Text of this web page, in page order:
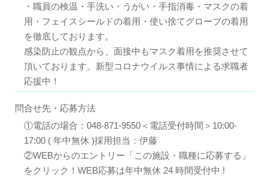
・職員の検温・手洗い・うがい・手指消毒・マスクの着
用・フェイスシールドの着用・使い捨てグローブの着用
を徹底しております。
感染防止の観点から、面接中もマスク着用を推奨させて
頂いております。新型コロナウイルス事情による求職者
応援中！
問合せ先・応募方法
①電話の場合：048-871-9550＜電話受付時間＞10:00-
17:00 ( 年中無休 )採用担当：伊藤
②WEBからのエントリー「この施設・職種に応募する」
をクリック！WEB応募は年中無休 24 時間受付中 !